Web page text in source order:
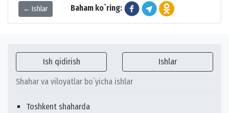
← Ishlar Baham ko`ring:
Ish qidirish Ishlar
Shahar va viloyatlar bo`yicha ishlar
Toshkent shaharda